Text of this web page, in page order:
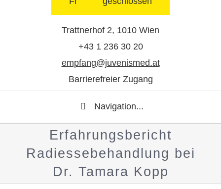
Trattnerhof 2, 1010 Wien
+43 1 236 30 20
empfang@juvenismed.at
Barrierefreier Zugang
Navigation...
Erfahrungsbericht
Radiessebehandlung bei
Dr. Tamara Kopp